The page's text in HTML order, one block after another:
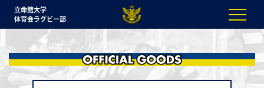
立命館大学
体育会ラグビー部